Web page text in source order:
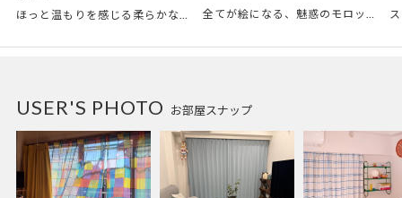
全てが絵になる、魅惑のモロッカンスタイル。トレンド感あふれるおしゃれな空間づくりに。
お部屋スナップ
USER'S PHOTO